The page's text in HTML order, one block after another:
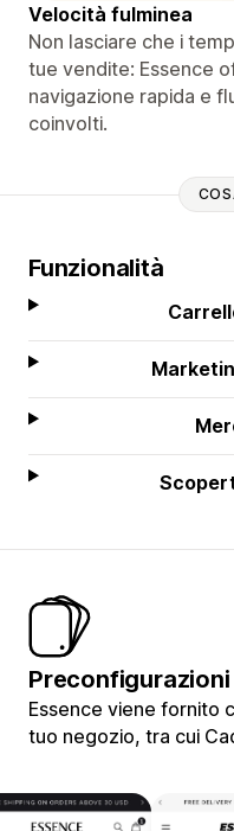
Velocità fulminea
Non lasciare che i
tue vendite: Essence
navigazione rapida e
coinvolti.
Funzionalità
Preconfigurazioni
Essence viene fornito
tuo negozio, tra cui